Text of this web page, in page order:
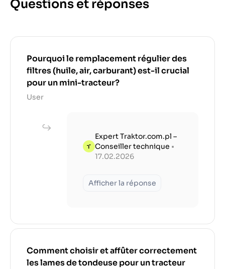
Questions et réponses
Pourquoi le remplacement régulier des
filtres (huile, air, carburant) est-il crucial
pour un mini-tracteur?
User
Expert Traktor.com.pl –
Conseiller technique •
17.02.2026
Afficher la réponse
Comment choisir et affûter correctement
les lames de tondeuse pour un tracteur